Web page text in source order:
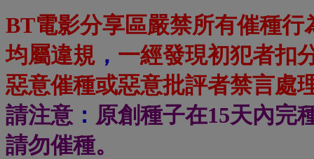
BT電影分享區嚴禁所有催種行
均屬違規 ， 一經發現初犯者扣
惡意催種或惡意批評者禁言處
請注意 ： 原創種子在15天內完
請勿催種。